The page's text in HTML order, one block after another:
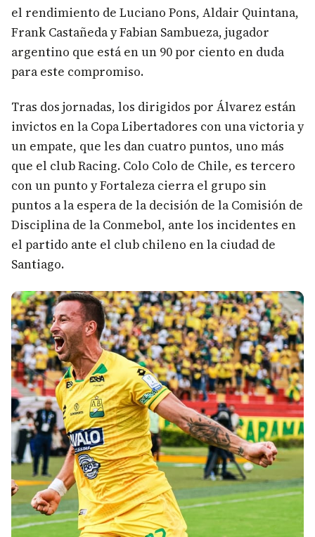
el rendimiento de Luciano Pons, Aldair Quintana,
Frank Castañeda y Fabian Sambueza, jugador
argentino que está en un 90 por ciento en duda
para este compromiso.
Tras dos jornadas, los dirigidos por Álvarez están
invictos en la Copa Libertadores con una victoria y
un empate, que les dan cuatro puntos, uno más
que el club Racing. Colo Colo de Chile, es tercero
con un punto y Fortaleza cierra el grupo sin
puntos a la espera de la decisión de la Comisión de
Disciplina de la Conmebol, ante los incidentes en
el partido ante el club chileno en la ciudad de
Santiago.